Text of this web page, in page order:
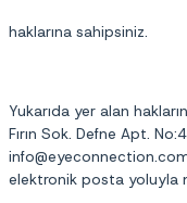
haklarına sahipsiniz.
Yukarıda yer alan
Fırın Sok. Defne Apt.
elektronik posta yoluyla